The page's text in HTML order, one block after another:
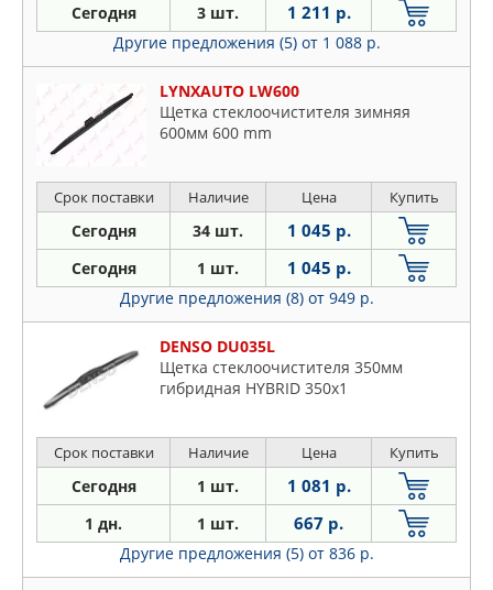
Сегодня 3 шт. 1 211 р.
Другие предложения (5) от 1 088 р.
LYNXAUTO LW600
Щетка стеклоочистителя зимняя
600мм 600 mm
Срок поставки Наличие Цена Купить
Сегодня 34 шт. 1 045 р.
Сегодня 1 шт. 1 045 р.
Другие предложения (8) от 949 р.
DENSO DU035L
Щетка стеклоочистителя 350мм
гибридная HYBRID 350x1
Срок поставки Наличие Цена Купить
Сегодня 1 шт. 1 081 р.
1 дн. 1 шт. 667 р.
Другие предложения (5) от 836 р.